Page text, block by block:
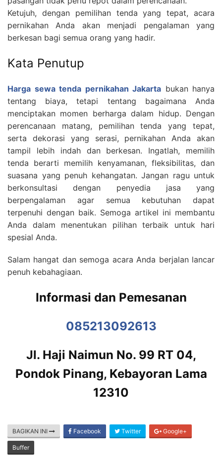
Ketujuh, dengan pemilihan tenda yang tepat, acara
pernikahan Anda akan menjadi pengalaman yang
berkesan bagi semua orang yang hadir.
Kata Penutup
Harga sewa tenda pernikahan Jakarta bukan hanya
tentang biaya, tetapi tentang bagaimana Anda
menciptakan momen berharga dalam hidup. Dengan
perencanaan matang, pemilihan tenda yang tepat,
serta dekorasi yang serasi, pernikahan Anda akan
tampil lebih indah dan berkesan. Ingatlah, memilih
tenda berarti memilih kenyamanan, fleksibilitas, dan
suasana yang penuh kehangatan. Jangan ragu untuk
berkonsultasi dengan penyedia jasa yang
berpengalaman agar semua kebutuhan dapat
terpenuhi dengan baik. Semoga artikel ini membantu
Anda dalam menentukan pilihan terbaik untuk hari
spesial Anda.
Salam hangat dan semoga acara Anda berjalan lancar
penuh kebahagiaan.
Informasi dan Pemesanan
085213092613
Jl. Haji Naimun No. 99 RT 04,
Pondok Pinang, Kebayoran Lama
12310
BAGIKAN INI Facebook Twitter Google+
Buffer